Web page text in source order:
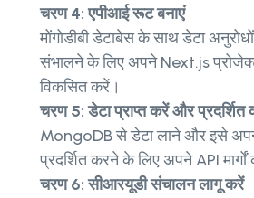
चरण 4: एपीआई रूट बनाएं
मोंगोडीबी डेटाबेस के साथ डेटा
संभालने के लिए अपने Next.js
विकसित करें।
चरण 5: डेटा प्राप्त करें और प्रदर्शित
MongoDB से डेटा लाने और इसे
प्रदर्शित करने के लिए अपने API
चरण 6: सीआरयूडी संचालन लागू करें